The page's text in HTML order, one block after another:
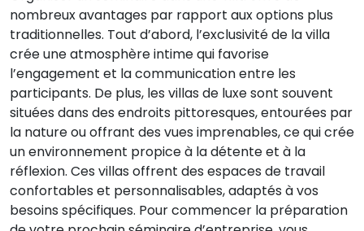
nombreux avantages par rapport aux options plus
traditionnelles. Tout d’abord, l’exclusivité de la villa
crée une atmosphère intime qui favorise
l’engagement et la communication entre les
participants. De plus, les villas de luxe sont souvent
situées dans des endroits pittoresques, entourées par
la nature ou offrant des vues imprenables, ce qui crée
un environnement propice à la détente et à la
réflexion. Ces villas offrent des espaces de travail
confortables et personnalisables, adaptés à vos
besoins spécifiques. Pour commencer la préparation